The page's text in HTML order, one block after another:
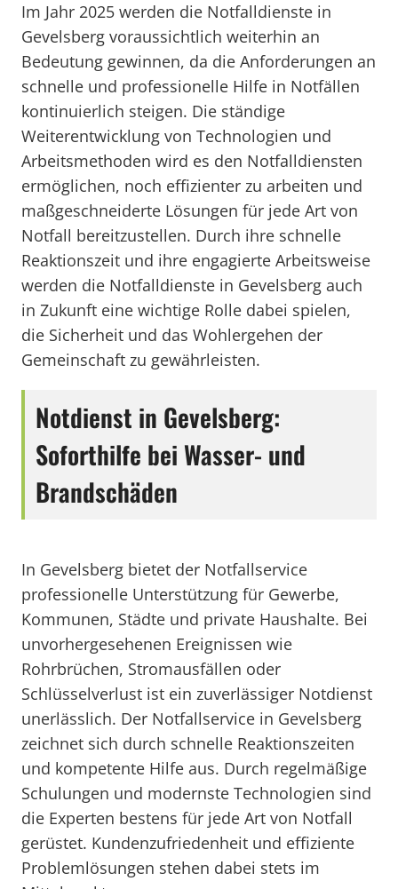
Im Jahr 2025 werden die Notfalldienste in
Gevelsberg voraussichtlich weiterhin an
Bedeutung gewinnen, da die Anforderungen an
schnelle und professionelle Hilfe in Notfällen
kontinuierlich steigen. Die ständige
Weiterentwicklung von Technologien und
Arbeitsmethoden wird es den Notfalldiensten
ermöglichen, noch effizienter zu arbeiten und
maßgeschneiderte Lösungen für jede Art von
Notfall bereitzustellen. Durch ihre schnelle
Reaktionszeit und ihre engagierte Arbeitsweise
werden die Notfalldienste in Gevelsberg auch
in Zukunft eine wichtige Rolle dabei spielen,
die Sicherheit und das Wohlergehen der
Gemeinschaft zu gewährleisten.
Notdienst in Gevelsberg:
Soforthilfe bei Wasser- und
Brandschäden
In Gevelsberg bietet der Notfallservice
professionelle Unterstützung für Gewerbe,
Kommunen, Städte und private Haushalte. Bei
unvorhergesehenen Ereignissen wie
Rohrbrüchen, Stromausfällen oder
Schlüsselverlust ist ein zuverlässiger Notdienst
unerlässlich. Der Notfallservice in Gevelsberg
zeichnet sich durch schnelle Reaktionszeiten
und kompetente Hilfe aus. Durch regelmäßige
Schulungen und modernste Technologien sind
die Experten bestens für jede Art von Notfall
gerüstet. Kundenzufriedenheit und effiziente
Problemlösungen stehen dabei stets im